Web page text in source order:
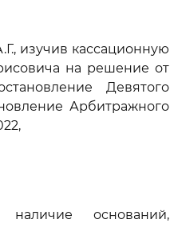
изучив кассационную
на решение от
Девятого
Арбитражного
оснований,